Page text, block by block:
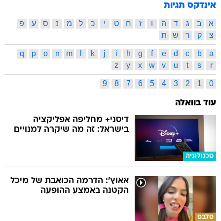
אינדקס תגיות
א ב ג ד ה ו ז ח ט י כ ל מ נ ס ע
פ
צ
ק ר ש ת
a
b
c
d
e
f
g
h
i
j
k
m
n
o
p
q
r
s
t
u
v
w
x
y
z
0
1
2
3
4
5
6
7
8
9
עוד בוואלה
טכנולוגיה
דיסני+ מחליפה אפליקציה
בישראל: זה מה שיקרה למנויים
סלבס
אאוץ': הדרמה הכואבת של מיכל
הקטנה באמצע ההופעה